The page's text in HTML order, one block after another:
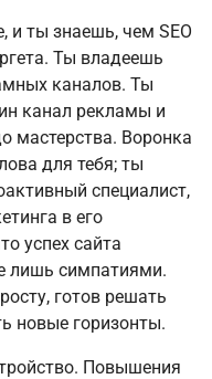
и ты знаешь, чем SEO
Ты владеешь
каналов. Ты
канал рекламы и
мастерства. Воронка
для тебя; ты
специалист,
в его
успех сайта
лишь симпатиями.
готов решать
новые горизонты.
Повышения